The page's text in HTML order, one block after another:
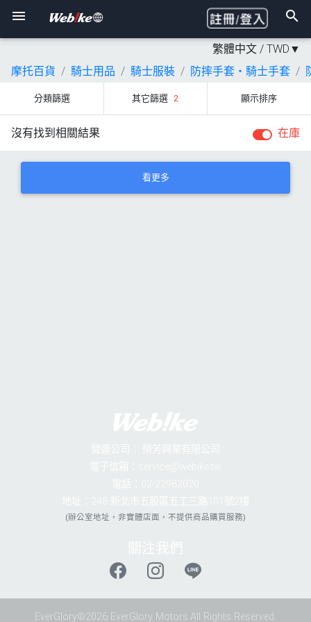
繁體中文 / TWD ▼
摩托百貨
騎士用品 騎士服裝 防摔手套・騎士手套
分類篩選 其它篩選 2 顯示排序
沒有找到相關結果 在庫
看更多
(辦公室地址，非實體店面，不提供商品購買服務)
EverGlory©2026 EverGlory Motors.All Rights Reserved.